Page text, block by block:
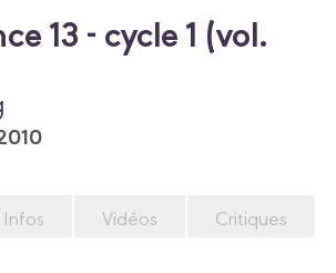
13 - cycle 1 (vol.
Infos Vidéos Critiques